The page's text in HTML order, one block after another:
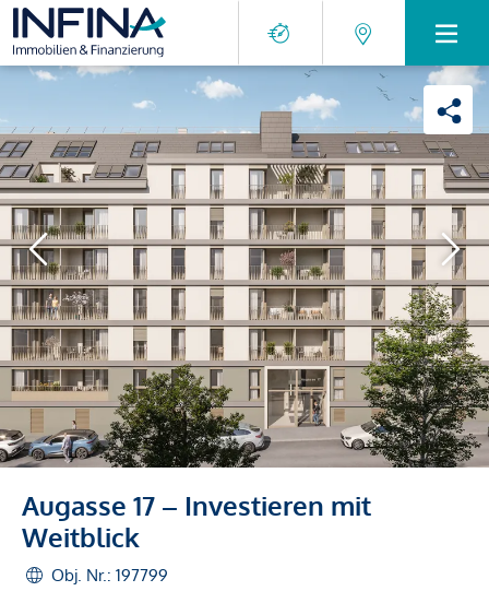
Augasse 17 – Investieren mit
Weitblick
Obj. Nr.: 197799